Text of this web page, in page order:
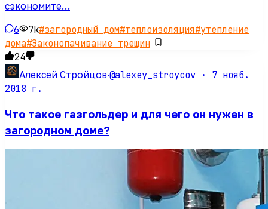
сэкономите…
6 7k#загородный дом#теплоизоляция#утепление
дома#Законопачивание трещин
24
Алексей Стройцов·@alexey_stroycov · 7 нояб.
2018 г.
Что такое газгольдер и для чего он нужен в
загородном доме?